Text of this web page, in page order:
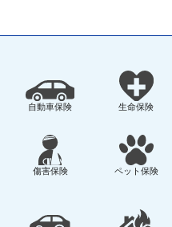
自動車保険 生命保険
傷害保険 ペット保険